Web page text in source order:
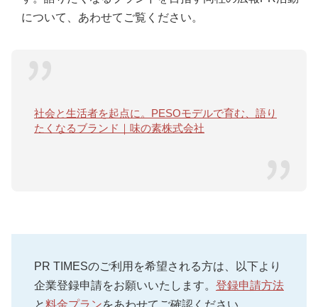
について、あわせてご覧ください。
社会と生活者を起点に。PESOモデルで育む、語り
たくなるブランド｜味の素株式会社
PR TIMESのご利用を希望される方は、以下より
企業登録申請をお願いいたします。 登録申請方法